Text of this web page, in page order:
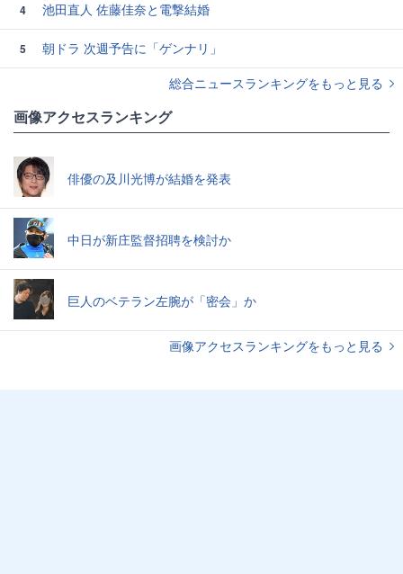
4 池田直人 佐藤佳奈と電撃結婚
5
朝ドラ 次週予告に「ゲンナリ」
総合ニュースランキングをもっと見る
画像アクセスランキング
俳優の及川光博が結婚を発表
中日が新庄監督招聘を検討か
巨人のベテラン左腕が「密会」か
画像アクセスランキングをもっと見る